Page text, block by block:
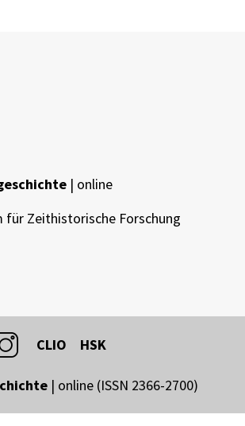
| online
für Zeithistorische Forschung
CLIO HSK
| online (ISSN 2366-2700)